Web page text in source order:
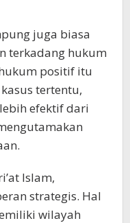
juga biasa
terkadang hukum
positif itu
tertentu,
efektif dari
Islam,
strategis. Hal
wilayah